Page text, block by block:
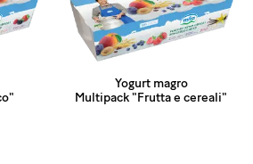
Yogurt magro
Multipack "Frutta e cereali"